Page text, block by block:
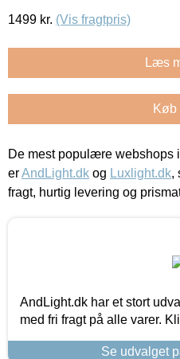
1499 kr. (Vis fragtpris)
Læs
Køb
De mest populære webshops
erAndLight.dk og Luxlight.dk,
fragt, hurtig levering og
AndLight.dk har et stort
med fri fragt på alle varer.
Se udvalget